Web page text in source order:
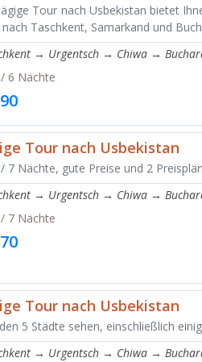
Tour nach Usbekistan bietet
Taschkent, Samarkand und
→ Urgentsch → Chiwa →
6 Nächte
Tour nach Usbekistan
7 Nächte, gute Preise und 2
→ Urgentsch → Chiwa →
7 Nächte
Tour nach Usbekistan
5 Städte sehen, einschließlich
→ Urgentsch → Chiwa →